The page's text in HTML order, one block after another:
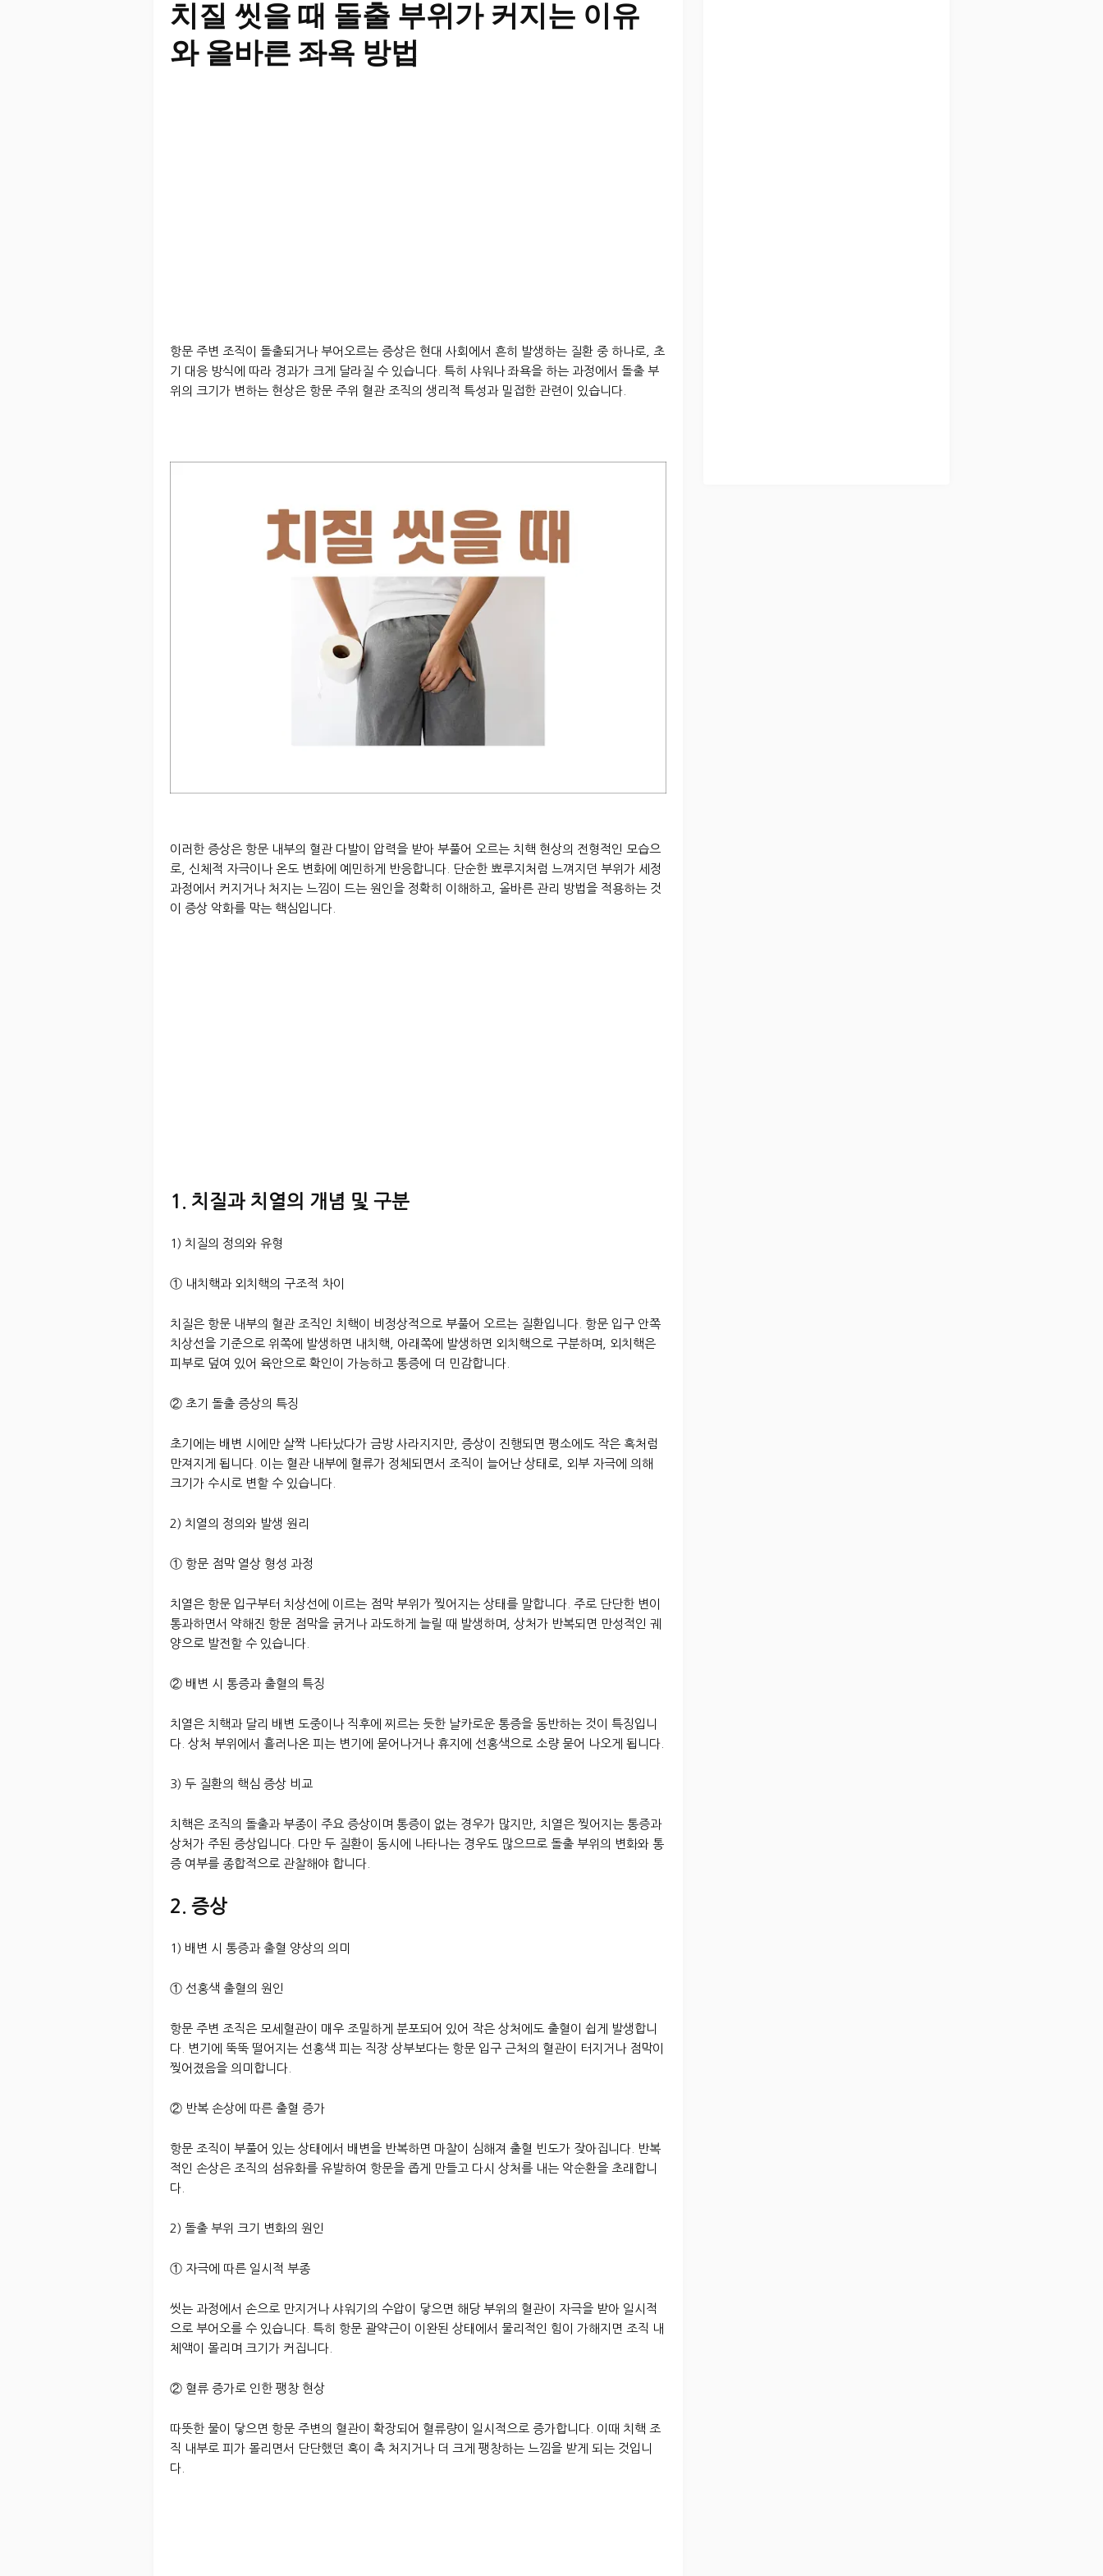
치질 씻을 때 돌출 부위가 커지는 이유
와 올바른 좌욕 방법
항문 주변 조직이 돌출되거나 부어오르는 증상은 현대 사회에서 흔히 발생하는 질환 중 하나로, 초
기 대응 방식에 따라 경과가 크게 달라질 수 있습니다. 특히 샤워나 좌욕을 하는 과정에서 돌출 부
위의 크기가 변하는 현상은 항문 주위 혈관 조직의 생리적 특성과 밀접한 관련이 있습니다.
이러한 증상은 항문 내부의 혈관 다발이 압력을 받아 부풀어 오르는 치핵 현상의 전형적인 모습으
로, 신체적 자극이나 온도 변화에 예민하게 반응합니다. 단순한 뾰루지처럼 느껴지던 부위가 세정
과정에서 커지거나 처지는 느낌이 드는 원인을 정확히 이해하고, 올바른 관리 방법을 적용하는 것
이 증상 악화를 막는 핵심입니다.
1. 치질과 치열의 개념 및 구분
1) 치질의 정의와 유형
① 내치핵과 외치핵의 구조적 차이
치질은 항문 내부의 혈관 조직인 치핵이 비정상적으로 부풀어 오르는 질환입니다. 항문 입구 안쪽
치상선을 기준으로 위쪽에 발생하면 내치핵, 아래쪽에 발생하면 외치핵으로 구분하며, 외치핵은
피부로 덮여 있어 육안으로 확인이 가능하고 통증에 더 민감합니다.
② 초기 돌출 증상의 특징
초기에는 배변 시에만 살짝 나타났다가 금방 사라지지만, 증상이 진행되면 평소에도 작은 혹처럼
만져지게 됩니다. 이는 혈관 내부에 혈류가 정체되면서 조직이 늘어난 상태로, 외부 자극에 의해
크기가 수시로 변할 수 있습니다.
2) 치열의 정의와 발생 원리
① 항문 점막 열상 형성 과정
치열은 항문 입구부터 치상선에 이르는 점막 부위가 찢어지는 상태를 말합니다. 주로 단단한 변이
통과하면서 약해진 항문 점막을 긁거나 과도하게 늘릴 때 발생하며, 상처가 반복되면 만성적인 궤
양으로 발전할 수 있습니다.
② 배변 시 통증과 출혈의 특징
치열은 치핵과 달리 배변 도중이나 직후에 찌르는 듯한 날카로운 통증을 동반하는 것이 특징입니
다. 상처 부위에서 흘러나온 피는 변기에 묻어나거나 휴지에 선홍색으로 소량 묻어 나오게 됩니다.
3) 두 질환의 핵심 증상 비교
치핵은 조직의 돌출과 부종이 주요 증상이며 통증이 없는 경우가 많지만, 치열은 찢어지는 통증과
상처가 주된 증상입니다. 다만 두 질환이 동시에 나타나는 경우도 많으므로 돌출 부위의 변화와 통
증 여부를 종합적으로 관찰해야 합니다.
2. 증상
1) 배변 시 통증과 출혈 양상의 의미
① 선홍색 출혈의 원인
항문 주변 조직은 모세혈관이 매우 조밀하게 분포되어 있어 작은 상처에도 출혈이 쉽게 발생합니
다. 변기에 뚝뚝 떨어지는 선홍색 피는 직장 상부보다는 항문 입구 근처의 혈관이 터지거나 점막이
찢어졌음을 의미합니다.
② 반복 손상에 따른 출혈 증가
항문 조직이 부풀어 있는 상태에서 배변을 반복하면 마찰이 심해져 출혈 빈도가 잦아집니다. 반복
적인 손상은 조직의 섬유화를 유발하여 항문을 좁게 만들고 다시 상처를 내는 악순환을 초래합니
다.
2) 돌출 부위 크기 변화의 원인
① 자극에 따른 일시적 부종
씻는 과정에서 손으로 만지거나 샤워기의 수압이 닿으면 해당 부위의 혈관이 자극을 받아 일시적
으로 부어오를 수 있습니다. 특히 항문 괄약근이 이완된 상태에서 물리적인 힘이 가해지면 조직 내
체액이 몰리며 크기가 커집니다.
② 혈류 증가로 인한 팽창 현상
따뜻한 물이 닿으면 항문 주변의 혈관이 확장되어 혈류량이 일시적으로 증가합니다. 이때 치핵 조
직 내부로 피가 몰리면서 단단했던 혹이 축 처지거나 더 크게 팽창하는 느낌을 받게 되는 것입니
다.